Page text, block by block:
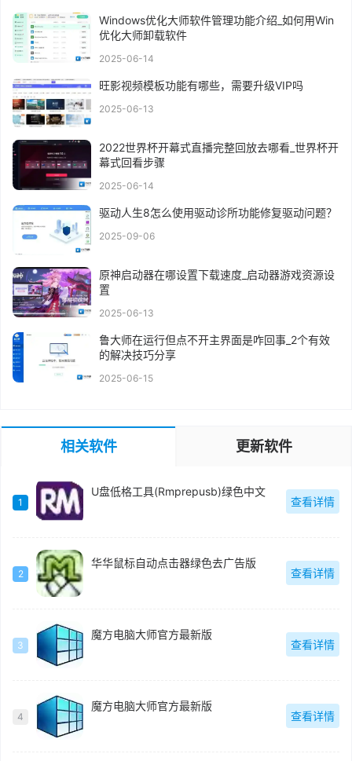
Windows优化大师软件管理功能介绍_如何用Win
优化大师卸载软件
2025-06-14
旺影视频模板功能有哪些，需要升级VIP吗
2025-06-13
2022世界杯开幕式直播完整回放去哪看_世界杯开
幕式回看步骤
2025-06-14
驱动人生8怎么使用驱动诊所功能修复驱动问题？
2025-09-06
原神启动器在哪设置下载速度_启动器游戏资源设
置
2025-06-13
鲁大师在运行但点不开主界面是咋回事_2个有效
的解决技巧分享
2025-06-15
相关软件 更新软件
1
U盘低格工具(Rmprepusb)绿色中文
查看详情
2
华华鼠标自动点击器绿色去广告版
查看详情
3
魔方电脑大师官方最新版
查看详情
4
魔方电脑大师官方最新版
查看详情